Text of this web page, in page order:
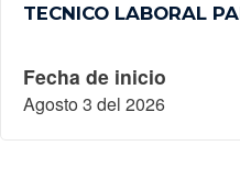
TECNICO LABORAL
Fecha de inicio
Agosto 3 del 2026